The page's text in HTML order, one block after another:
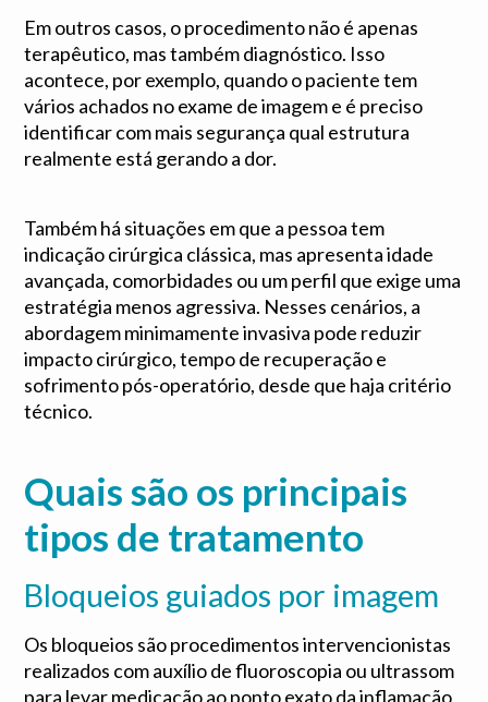
Em outros casos, o procedimento não é apenas
terapêutico, mas também diagnóstico. Isso
acontece, por exemplo, quando o paciente tem
vários achados no exame de imagem e é preciso
identificar com mais segurança qual estrutura
realmente está gerando a dor.
Também há situações em que a pessoa tem
indicação cirúrgica clássica, mas apresenta idade
avançada, comorbidades ou um perfil que exige uma
estratégia menos agressiva. Nesses cenários, a
abordagem minimamente invasiva pode reduzir
impacto cirúrgico, tempo de recuperação e
sofrimento pós-operatório, desde que haja critério
técnico.
Quais são os principais
tipos de tratamento
Bloqueios guiados por imagem
Os bloqueios são procedimentos intervencionistas
realizados com auxílio de fluoroscopia ou ultrassom
para levar medicação ao ponto exato da inflamação